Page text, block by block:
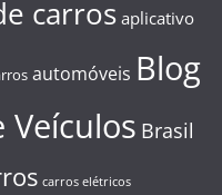
carros aplicativo
automóveis Blog
Veículos Brasil
carros elétricos